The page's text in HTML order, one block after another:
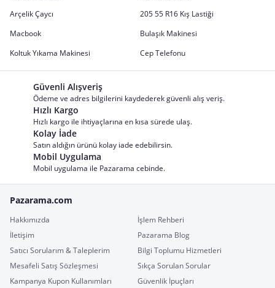
Arçelik Çaycı
205 55 R16 Kış Lastiği
Macbook
Bulaşık Makinesi
Koltuk Yıkama Makinesi
Cep Telefonu
Güvenli Alışveriş
Ödeme ve adres bilgilerini kaydederek güvenli alış veriş.
Hızlı Kargo
Hızlı kargo ile ihtiyaçlarına en kısa sürede ulaş.
Kolay İade
Satın aldığın ürünü kolay iade edebilirsin.
Mobil Uygulama
Mobil uygulama ile Pazarama cebinde.
Pazarama.com
Hakkımızda
İşlem Rehberi
İletişim
Pazarama Blog
Satıcı Sorularım & Taleplerim
Bilgi Toplumu Hizmetleri
Mesafeli Satış Sözleşmesi
Sıkça Sorulan Sorular
Kampanya Kupon Kullanımları
Güvenlik İpuçları